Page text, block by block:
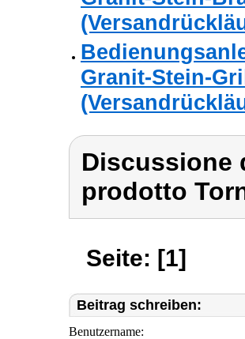
Granit-Stein-
Discussione
prodotto
Seite: [1]
Beitrag schreiben:
Benutzername: